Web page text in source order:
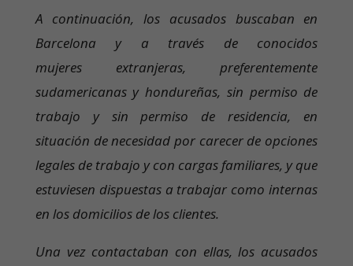
A continuación, los acusados buscaban en
Barcelona y a través de conocidos
mujeres extranjeras, preferentemente
sudamericanas y hondureñas, sin permiso de
trabajo y sin permiso de residencia, en
situación de necesidad por carecer de opciones
legales de trabajo y con cargas familiares, y que
estuviesen dispuestas a trabajar como internas
en los domicilios de los clientes.
Una vez contactaban con ellas, los acusados